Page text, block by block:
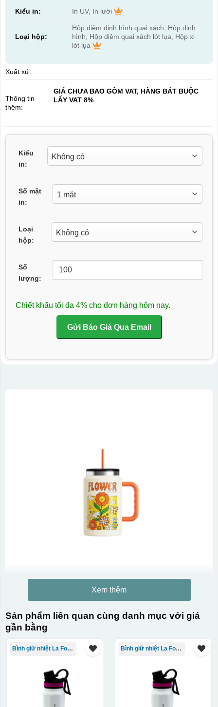
Kiểu in: In UV, In lưới
Loại hộp:
Hộp diêm định hình quai xách, Hộp định
hình, Hộp diêm quai xách lót lụa, Hộp xi
lót lụa
Xuất xứ:
Thông tin
thêm:
GIÁ CHƯA BAO GỒM VAT, HÀNG BẮT BUỘC
LẤY VAT 8%
Kiểu
in:
Số mặt
in:
Loại
hộp:
Số
lượng:
Chiết khấu tối đa 4% cho đơn hàng hôm nay.
Gửi Báo Giá Qua Email
Xem thêm
Sản phẩm liên quan cùng danh mục với giá
gần bằng
Bình giữ nhiệt La Fonte Bình giữ nhiệt La Fonte